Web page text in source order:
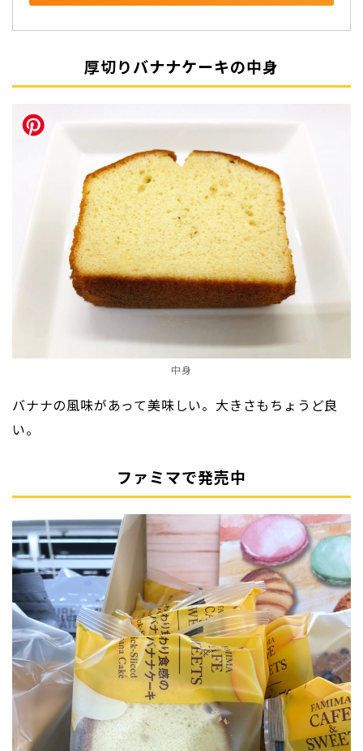
厚切りバナナケーキの中身
中身
バナナの風味があって美味しい。大きさもちょうど良
い。
ファミマで発売中